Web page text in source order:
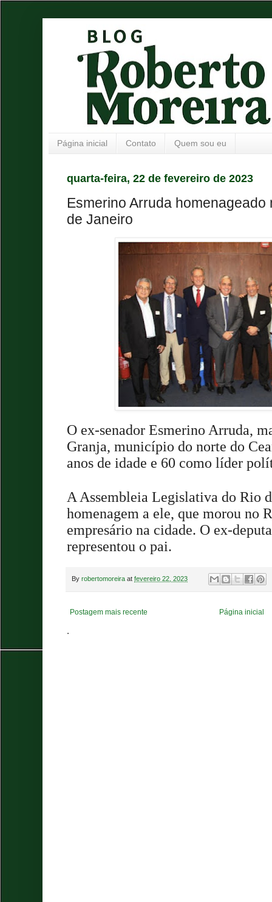
Página inicial Contato Quem sou eu
quarta-feira, 22 de fevereiro de 2023
Esmerino Arruda homenageado
de Janeiro
O ex-senador Esmerino Arruda,
Granja, município do norte do
anos de idade e 60 como líder
A Assembleia Legislativa do Rio
homenagem a ele, que morou no
empresário na cidade. O ex-
representou o pai.
By robertomoreira at fevereiro 22, 2023
Postagem mais recente Página inicial
.